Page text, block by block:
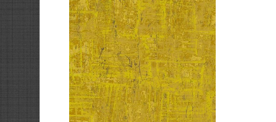
les
produits
en
ordre
ascendant